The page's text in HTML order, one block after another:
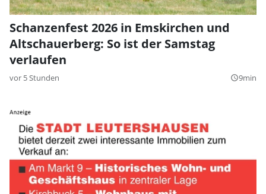
Schanzenfest 2026 in Emskirchen und
Altschauerberg: So ist der Samstag
verlaufen
vor 5 Stunden query_builder9min